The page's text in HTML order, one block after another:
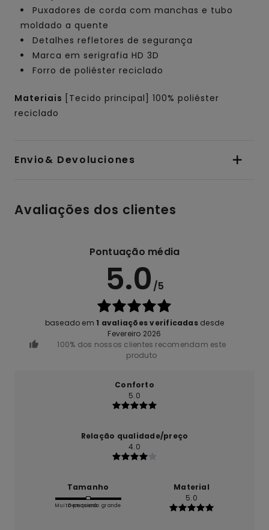
Puxadores de corda com manchas e tubo
moldado a quente
Detalhes refletores de segurança
Marca em serigrafia HD 3D
Forro de poliéster reciclado
Materiais
[Tecido principal] 100% poliéster
reciclado
Envio& Devoluciones
Avaliações dos clientes
Pontuação média
5.0 /5
baseado em 1 avaliações verificadasdesde
Fevereiro 2026
100% dos nossos clientes recomendam este
produto
Conforto
5.0
Relação qualidade/preço
4.0
Tamanho
Muito pequeno
Demasiado grande
Material
5.0